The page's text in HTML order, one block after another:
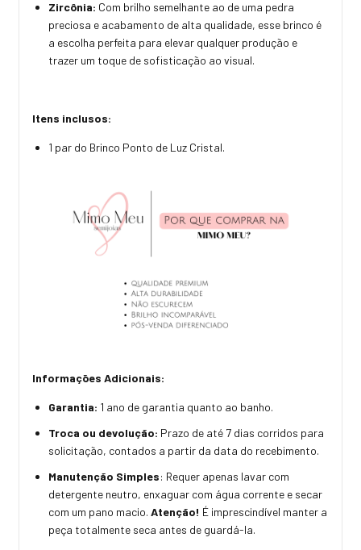
Zircônia: Com brilho semelhante ao de uma pedra
preciosa e acabamento de alta qualidade, esse brinco é
a escolha perfeita para elevar qualquer produção e
trazer um toque de sofisticação ao visual.
Itens inclusos:
1 par do Brinco Ponto de Luz Cristal.
Informações Adicionais:
Garantia: 1 ano de garantia quanto ao banho.
Troca ou devolução: Prazo de até 7 dias corridos para
solicitação, contados a partir da data do recebimento.
Manutenção Simples: Requer apenas lavar com
detergente neutro, enxaguar com água corrente e secar
com um pano macio. Atenção! É imprescindível manter a
peça totalmente seca antes de guardá-la.